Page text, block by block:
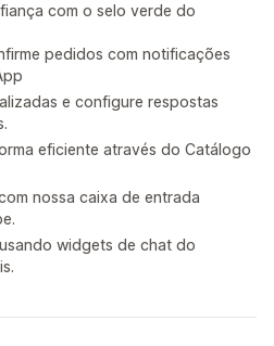
com o selo verde do
pedidos com notificações
e configure respostas
eficiente através do Catálogo
nossa caixa de entrada
widgets de chat do